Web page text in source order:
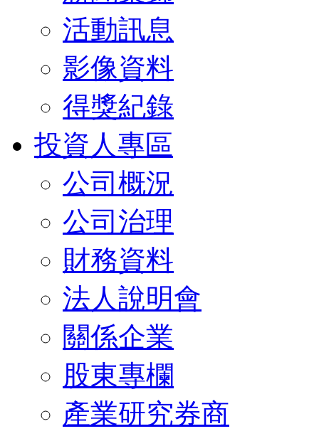
活動訊息
影像資料
得獎紀錄
投資人專區
公司概況
公司治理
財務資料
法人說明會
關係企業
股東專欄
產業研究券商